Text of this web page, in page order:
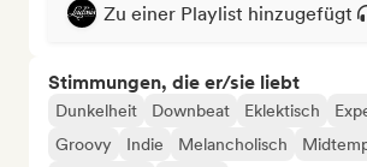
Zu einer Playlist hinzugefügt
Stimmungen, die er/sie liebt
Dunkelheit Downbeat Eklektisch
Groovy
Indie Melancholisch